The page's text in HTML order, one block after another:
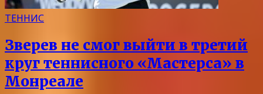
ТЕННИС
Зверев не смог выйти в третий
круг теннисного «Мастерса» в
Монреале